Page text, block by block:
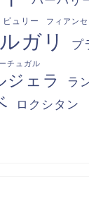
ビュリー フィアンセ
ガリ プ
チュガル
ジェラ ラ
ロクシタン